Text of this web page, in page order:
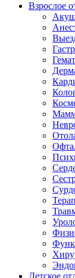
Взрослое
Детское